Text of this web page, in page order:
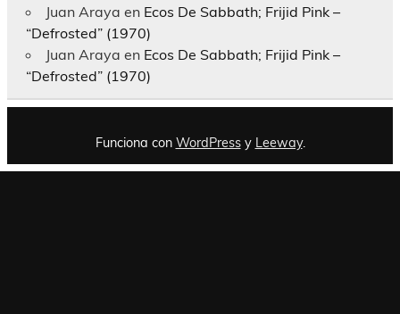
Juan Araya en Ecos De Sabbath; Frijid Pink –
“Defrosted” (1970)
Juan Araya en Ecos De Sabbath; Frijid Pink –
“Defrosted” (1970)
Funciona con WordPressy Leeway.